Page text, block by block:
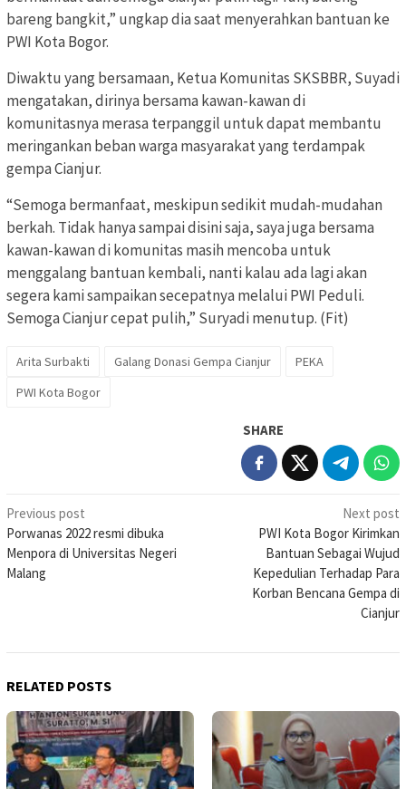
bareng bangkit,” ungkap dia saat menyerahkan bantuan ke
PWI Kota Bogor.
Diwaktu yang bersamaan, Ketua Komunitas SKSBBR, Suyadi
mengatakan, dirinya bersama kawan-kawan di
komunitasnya merasa terpanggil untuk dapat membantu
meringankan beban warga masyarakat yang terdampak
gempa Cianjur.
“Semoga bermanfaat, meskipun sedikit mudah-mudahan
berkah. Tidak hanya sampai disini saja, saya juga bersama
kawan-kawan di komunitas masih mencoba untuk
menggalang bantuan kembali, nanti kalau ada lagi akan
segera kami sampaikan secepatnya melalui PWI Peduli.
Semoga Cianjur cepat pulih,” Suryadi menutup. (Fit)
Arita Surbakti Galang Donasi Gempa Cianjur
PEKA
PWI Kota Bogor
SHARE
Post
navigation
Previous post
Porwanas 2022 resmi dibuka
Menpora di Universitas Negeri
Malang
Next post
PWI Kota Bogor Kirimkan
Bantuan Sebagai Wujud
Kepedulian Terhadap Para
Korban Bencana Gempa di
Cianjur
RELATED POSTS